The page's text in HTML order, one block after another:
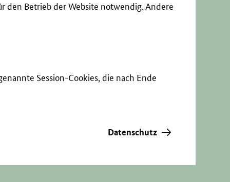
den Betrieb der Website notwendig. Andere
Session-Cookies, die nach Ende
Datenschutz